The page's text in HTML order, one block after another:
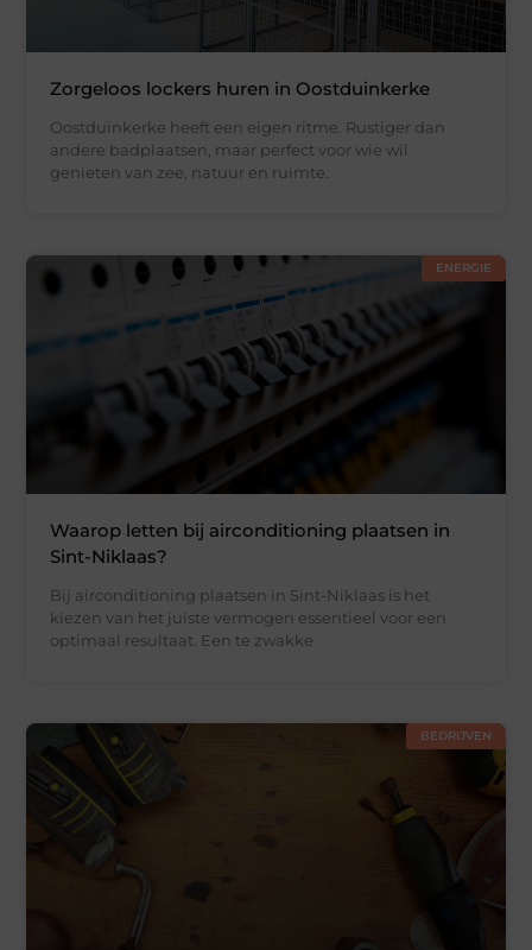
Zorgeloos lockers huren in Oostduinkerke
Oostduinkerke heeft een eigen ritme. Rustiger dan
andere badplaatsen, maar perfect voor wie wil
genieten van zee, natuur en ruimte.
ENERGIE
Waarop letten bij airconditioning plaatsen in
Sint-Niklaas?
Bij airconditioning plaatsen in Sint-Niklaas is het
kiezen van het juiste vermogen essentieel voor een
optimaal resultaat. Een te zwakke
BEDRIJVEN